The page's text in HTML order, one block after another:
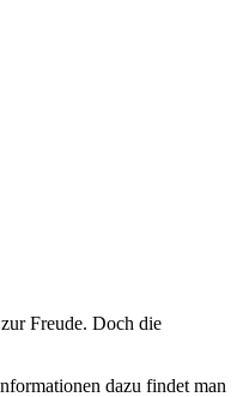
Freude. Doch die
dazu findet man